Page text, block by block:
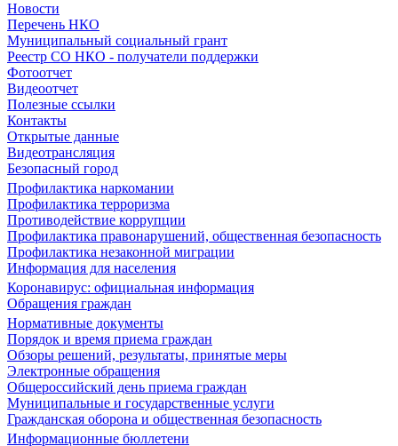
Новости
Перечень НКО
Муниципальный социальный грант
Реестр СО НКО - получатели поддержки
Фотоотчет
Видеоотчет
Полезные ссылки
Контакты
Открытые данные
Видеотрансляция
Безопасный город
Профилактика наркомании
Профилактика терроризма
Противодействие коррупции
Профилактика правонарушений, общественная безопасность
Профилактика незаконной миграции
Информация для населения
Коронавирус: официальная информация
Обращения граждан
Нормативные документы
Порядок и время приема граждан
Обзоры решений, результаты, принятые меры
Электронные обращения
Общероссийский день приема граждан
Муниципальные и государственные услуги
Гражданская оборона и общественная безопасность
Информационные бюллетени